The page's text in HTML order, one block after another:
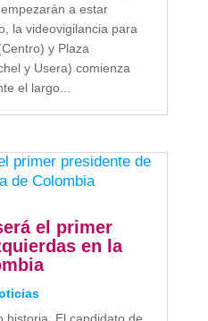
a estar
la videovigilancia para
y Plaza
y Usera) comienza
el largo...
el primer
en la